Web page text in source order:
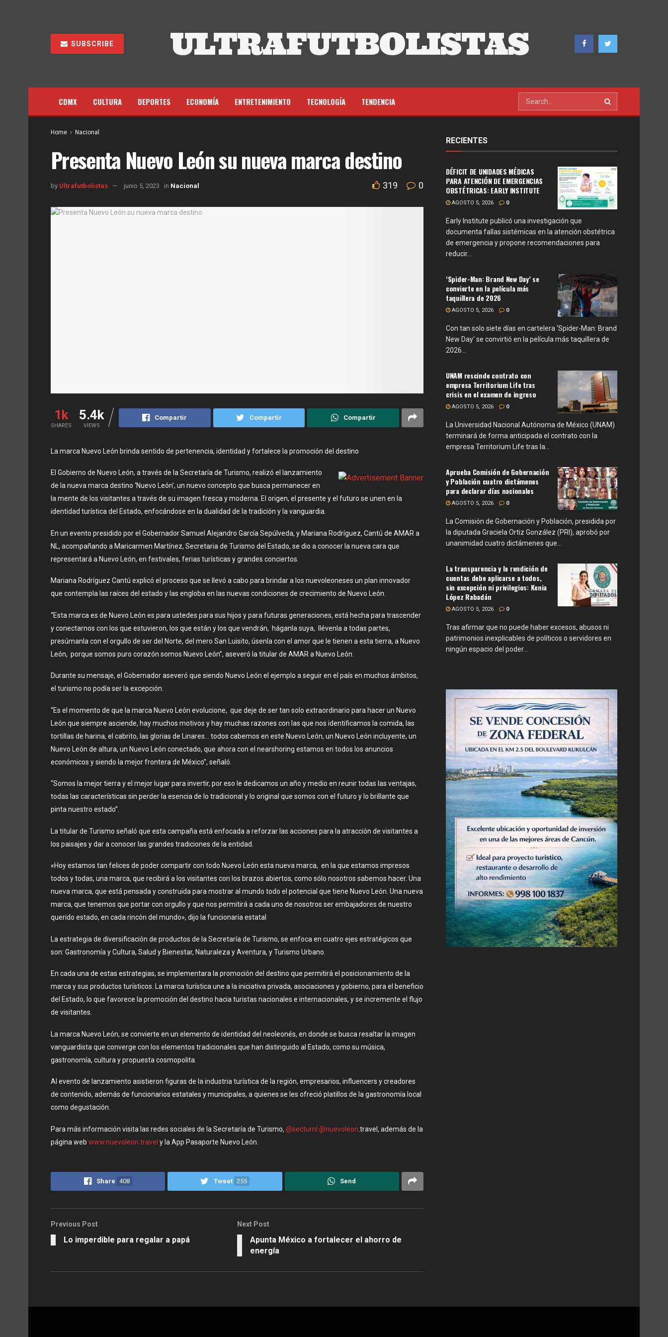
SUBSCRIBE ULTRAFUTBOLISTAS
CDMX CULTURA DEPORTES ECONOMÍA ENTRETENIMIENTO TECNOLOGÍA TENDENCIA
Home Nacional
Presenta Nuevo León su nueva marca destino
by Ultrafutbolistas junio 5, 2023 in Nacional 319 0
1k
SHARES
5.4k
VIEWS
Compartir Compartir Compartir
La marca Nuevo León brinda sentido de pertenencia, identidad y fortalece la promoción del destino
El Gobierno de Nuevo León, a través de la Secretaría de Turismo, realizó el lanzamiento
de la nueva marca destino ‘Nuevo León’, un nuevo concepto que busca permanecer en
la mente de los visitantes a través de su imagen fresca y moderna. El origen, el presente y el futuro se unen en la
identidad turística del Estado, enfocándose en la dualidad de la tradición y la vanguardia.
En un evento presidido por el Gobernador Samuel Alejandro García Sepúlveda, y Mariana Rodríguez, Cantú de AMAR a
NL, acompañando a Maricarmen Martínez, Secretaria de Turismo del Estado, se dio a conocer la nueva cara que
representará a Nuevo León, en festivales, ferias turísticas y grandes conciertos.
Mariana Rodríguez Cantú explicó el proceso que se llevó a cabo para brindar a los nuevoleoneses un plan innovador
que contempla las raíces del estado y las engloba en las nuevas condiciones de crecimiento de Nuevo León.
“Esta marca es de Nuevo León es para ustedes para sus hijos y para futuras generaciones, está hecha para trascender
y conectarnos con los que estuvieron, los que están y los que vendrán, háganla suya, llévenla a todas partes,
presúmanla con el orgullo de ser del Norte, del mero San Luisito, úsenla con el amor que le tienen a esta tierra, a Nuevo
León, porque somos puro corazón somos Nuevo León”, aseveró la titular de AMAR a Nuevo León.
Durante su mensaje, el Gobernador aseveró que siendo Nuevo León el ejemplo a seguir en el país en muchos ámbitos,
el turismo no podía ser la excepción.
“Es el momento de que la marca Nuevo León evolucione, que deje de ser tan solo extraordinario para hacer un Nuevo
León que siempre asciende, hay muchos motivos y hay muchas razones con las que nos identificamos la comida, las
tortillas de harina, el cabrito, las glorias de Linares… todos cabemos en este Nuevo León, un Nuevo León incluyente, un
Nuevo León de altura, un Nuevo León conectado, que ahora con el nearshoring estamos en todos los anuncios
económicos y siendo la mejor frontera de México”, señaló.
“Somos la mejor tierra y el mejor lugar para invertir, por eso le dedicamos un año y medio en reunir todas las ventajas,
todas las características sin perder la esencia de lo tradicional y lo original que somos con el futuro y lo brillante que
pinta nuestro estado”.
La titular de Turismo señaló que esta campaña está enfocada a reforzar las acciones para la atracción de visitantes a
los paisajes y dar a conocer las grandes tradiciones de la entidad.
«Hoy estamos tan felices de poder compartir con todo Nuevo León esta nueva marca, en la que estamos impresos
todos y todas, una marca, que recibirá a los visitantes con los brazos abiertos, como sólo nosotros sabemos hacer. Una
nueva marca, que está pensada y construida para mostrar al mundo todo el potencial que tiene Nuevo León. Una nueva
marca, que tenemos que portar con orgullo y que nos permitirá a cada uno de nosotros ser embajadores de nuestro
querido estado, en cada rincón del mundo», dijo la funcionaria estatal
La estrategia de diversificación de productos de la Secretaría de Turismo, se enfoca en cuatro ejes estratégicos que
son: Gastronomía y Cultura, Salud y Bienestar, Naturaleza y Aventura, y Turismo Urbano.
En cada una de estas estrategias, se implementara la promoción del destino que permitirá el posicionamiento de la
marca y sus productos turísticos. La marca turística une a la iniciativa privada, asociaciones y gobierno, para el beneficio
del Estado, lo que favorece la promoción del destino hacia turistas nacionales e internacionales, y se incremente el flujo
de visitantes.
La marca Nuevo León, se convierte en un elemento de identidad del neoleonés, en donde se busca resaltar la imagen
vanguardista que converge con los elementos tradicionales que han distinguido al Estado, como su música,
gastronomía, cultura y propuesta cosmopolita.
Al evento de lanzamiento asistieron figuras de la industria turística de la región, empresarios, influencers y creadores
de contenido, además de funcionarios estatales y municipales, a quienes se les ofreció platillos de la gastronomía local
como degustación.
Para más información visita las redes sociales de la Secretaría de Turismo, @secturnl @nuevoleon .travel, además de la
página web www.nuevoleon.travel y la App Pasaporte Nuevo León.
Share 408 Tweet 255 Send
Previous Post
Lo imperdible para regalar a papá
Next Post
Apunta México a fortalecer el ahorro de
energía
RECIENTES
DÉFICIT DE UNIDADES MÉDICAS
PARA ATENCIÓN DE EMERGENCIAS
OBSTÉTRICAS: EARLY INSTITUTE
AGOSTO 5, 2026 0
Early Institute publicó una investigación que
documenta fallas sistémicas en la atención obstétrica
de emergencia y propone recomendaciones para
reducir...
‘Spider-Man: Brand New Day’ se
convierte en la película más
taquillera de 2026
AGOSTO 5, 2026 0
Con tan solo siete días en cartelera ‘Spider-Man: Brand
New Day‘ se convirtió en la película más taquillera de
2026...
UNAM rescinde contrato con
empresa Territorium Life tras
crisis en el examen de ingreso
AGOSTO 5, 2026 0
La Universidad Nacional Autónoma de México (UNAM)
terminará de forma anticipada el contrato con la
empresa Territorium Life tras la...
Aprueba Comisión de Gobernación
y Población cuatro dictámenes
para declarar días nacionales
AGOSTO 5, 2026 0
La Comisión de Gobernación y Población, presidida por
la diputada Graciela Ortiz González (PRI), aprobó por
unanimidad cuatro dictámenes que...
La transparencia y la rendición de
cuentas debe aplicarse a todos,
sin excepción ni privilegios: Kenia
López Rabadán
AGOSTO 5, 2026 0
Tras afirmar que no puede haber excesos, abusos ni
patrimonios inexplicables de políticos o servidores en
ningún espacio del poder...